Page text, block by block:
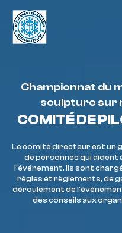
Championnat du
sculpture sur
COMITÉ DE
Le comité directeur est un
de personnes qui aident
l'événement. Ils sont
règles et règlements, de
déroulement de
des conseils aux